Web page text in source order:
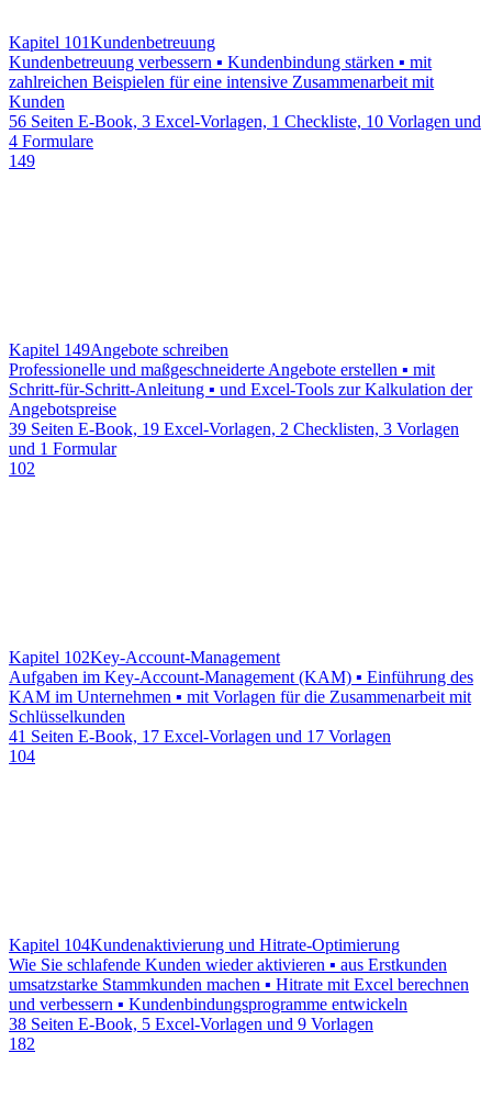
Kapitel 101Kundenbetreuung
Kundenbetreuung verbessern ▪ Kundenbindung stärken ▪ mit
zahlreichen Beispielen für eine intensive Zusammenarbeit mit
Kunden
56 Seiten E-Book, 3 Excel-Vorlagen, 1 Checkliste, 10 Vorlagen und
4 Formulare
149
Kapitel 149Angebote schreiben
Professionelle und maßgeschneiderte Angebote erstellen ▪ mit
Schritt-für-Schritt-Anleitung ▪ und Excel-Tools zur Kalkulation der
Angebotspreise
39 Seiten E-Book, 19 Excel-Vorlagen, 2 Checklisten, 3 Vorlagen
und 1 Formular
102
Kapitel 102Key-Account-Management
Aufgaben im Key-Account-Management (KAM) ▪ Einführung des
KAM im Unternehmen ▪ mit Vorlagen für die Zusammenarbeit mit
Schlüsselkunden
41 Seiten E-Book, 17 Excel-Vorlagen und 17 Vorlagen
104
Kapitel 104Kundenaktivierung und Hitrate-Optimierung
Wie Sie schlafende Kunden wieder aktivieren ▪ aus Erstkunden
umsatzstarke Stammkunden machen ▪ Hitrate mit Excel berechnen
und verbessern ▪ Kundenbindungsprogramme entwickeln
38 Seiten E-Book, 5 Excel-Vorlagen und 9 Vorlagen
182